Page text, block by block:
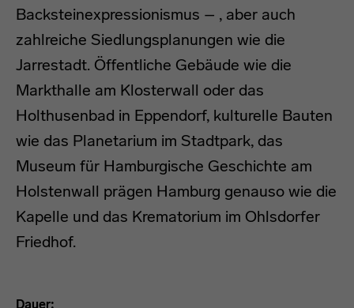
Backsteinexpressionismus – , aber auch
zahlreiche Siedlungsplanungen wie die
Jarrestadt. Öffentliche Gebäude wie die
Markthalle am Klosterwall oder das
Holthusenbad in Eppendorf, kulturelle Bauten
wie das Planetarium im Stadtpark, das
Museum für Hamburgische Geschichte am
Holstenwall prägen Hamburg genauso wie die
Kapelle und das Krematorium im Ohlsdorfer
Friedhof.
Dauer: